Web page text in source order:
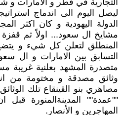
التجارية في قطر و الامارات و
ليصل اليوم الى اندماج
الدولة اليهودية و كان اكثر
مشايخ ال سعود... اولاً ثم قفزة
المنطلق لتعلن كل شيء و
التسابق بين الامارات و ال
متصدرة المشهد بعلنية غريبة
وثائق مصدقة و مختومة من
مصاهري بنو القينقاع تلك
""عمدة"" المدينةالمنورة
المهاجرين و الأنصار.